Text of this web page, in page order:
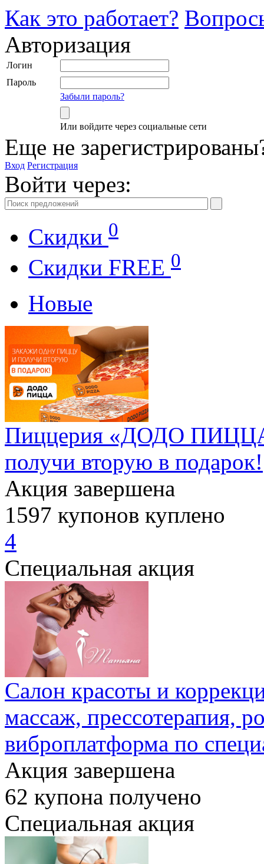
Как это работает?
Авторизация
Логин
Пароль
Забыли пароль?
Или войдите через социальные сети
Еще не
Вход Регистрация
Войти через:
Скидки 0
Cкидки FREE 0
Новые
Пиццерия «ДОДО
получи вторую в подарок!
Акция завершена
1597 купонов куплено
4
Специальная акция
Салон красоты и
массаж, прессотерапия,
виброплатформа по
Акция завершена
62 купона получено
Специальная акция